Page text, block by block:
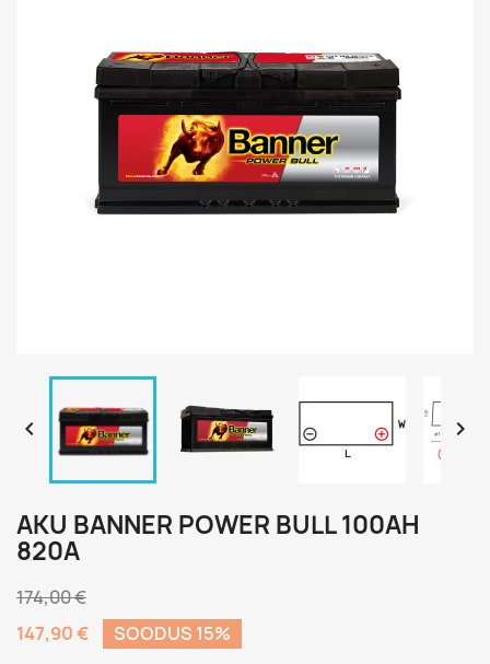
 
AKU BANNER POWER BULL 100AH
820A
174,00 €
147,90 €
SOODUS 15%